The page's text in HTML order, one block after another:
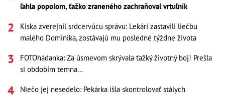
ľahla popolom, ťažko zraneného zachraňoval vrtuľník
Kiska zverejnil srdcervúcu správu: Lekári zastavili liečbu
malého Dominika, zostávajú mu posledné týždne života
FOTOhádanka: Za úsmevom skrývala ťažký životný boj! Prešla
si obdobím temna...
Niečo jej nesedelo: Pekárka išla skontrolovať stálych